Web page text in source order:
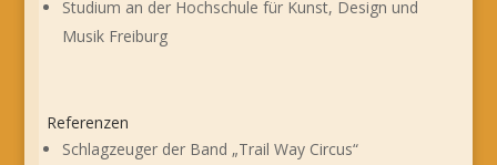
Studium an der Hochschule für Kunst, Design und
Musik Freiburg
Referenzen
Schlagzeuger der Band „Trail Way Circus“